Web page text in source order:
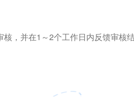
，并在1～2个工作日内反馈审核